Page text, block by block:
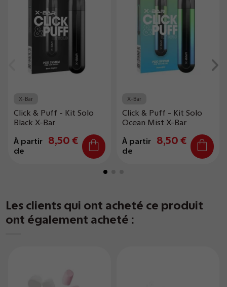
X-Bar
Click & Puff - Kit Solo
Black X-Bar
À partir
de
8,50 €
X-Bar
Click & Puff - Kit Solo
Ocean Mist X-Bar
À partir
de
8,50 €
Les clients qui ont acheté ce produit
ont également acheté :